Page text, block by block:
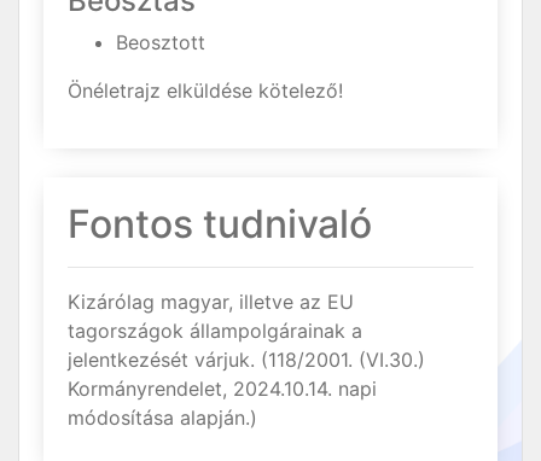
Beosztott
Önéletrajz elküldése kötelező!
Fontos tudnivaló
Kizárólag magyar, illetve az EU
tagországok állampolgárainak a
jelentkezését várjuk. (118/2001. (VI.30.)
Kormányrendelet, 2024.10.14. napi
módosítása alapján.)